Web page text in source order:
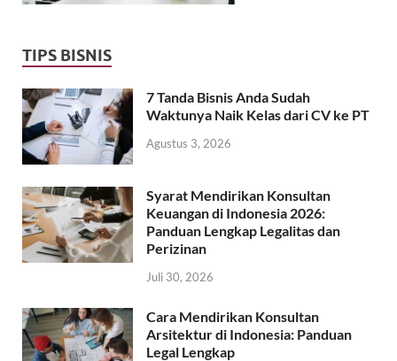
TIPS BISNIS
7 Tanda Bisnis Anda Sudah
Waktunya Naik Kelas dari CV ke PT
Agustus 3, 2026
Syarat Mendirikan Konsultan
Keuangan di Indonesia 2026:
Panduan Lengkap Legalitas dan
Perizinan
Juli 30, 2026
Cara Mendirikan Konsultan
Arsitektur di Indonesia: Panduan
Legal Lengkap